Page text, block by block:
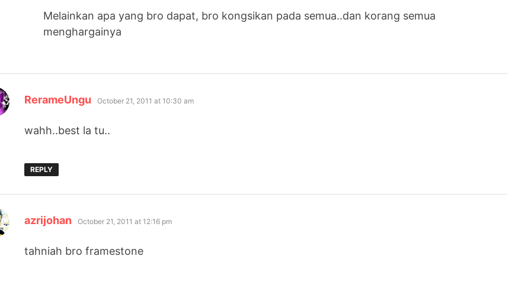
Melainkan apa yang bro dapat, bro kongsikan pada semua..dan korang semua
menghargainya
RerameUngu says:
October 21, 2011 at 10:30 am
wahh..best la tu..
REPLY
azrijohan says:
October 21, 2011 at 12:16 pm
tahniah bro framestone